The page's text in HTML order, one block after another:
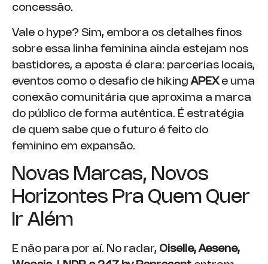
concessão.
Vale o hype? Sim, embora os detalhes finos
sobre essa linha feminina ainda estejam nos
bastidores, a aposta é clara: parcerias locais,
eventos como o desafio de hiking APEXe uma
conexão comunitária que aproxima a marca
do público de forma autêntica. É estratégia
de quem sabe que o futuro é feito do
feminino em expansão.
Novas Marcas, Novos
Horizontes Pra Quem Quer
Ir Além
E não para por aí. No radar, Oiselle, Aesene,